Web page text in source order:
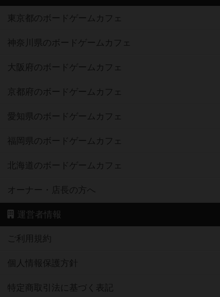
東京都のボードゲームカフェ
神奈川県のボードゲームカフェ
大阪府のボードゲームカフェ
京都府のボードゲームカフェ
愛知県のボードゲームカフェ
福岡県のボードゲームカフェ
北海道のボードゲームカフェ
オーナー・店長の方へ
運営者情報
ご利用規約
個人情報保護方針
特定商取引法に基づく表記